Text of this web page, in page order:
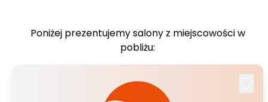
Poniżej prezentujemy salony z miejscowości w
pobliżu: